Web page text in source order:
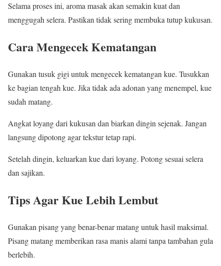
Selama proses ini, aroma masak akan semakin kuat dan
menggugah selera. Pastikan tidak sering membuka tutup kukusan.
Cara Mengecek Kematangan
Gunakan tusuk gigi untuk mengecek kematangan kue. Tusukkan
ke bagian tengah kue. Jika tidak ada adonan yang menempel, kue
sudah matang.
Angkat loyang dari kukusan dan biarkan dingin sejenak. Jangan
langsung dipotong agar tekstur tetap rapi.
Setelah dingin, keluarkan kue dari loyang. Potong sesuai selera
dan sajikan.
Tips Agar Kue Lebih Lembut
Gunakan pisang yang benar-benar matang untuk hasil maksimal.
Pisang matang memberikan rasa manis alami tanpa tambahan gula
berlebih.